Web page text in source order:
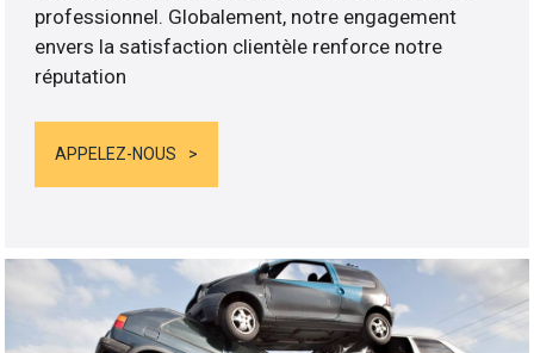
professionnel. Globalement, notre engagement
envers la satisfaction clientèle renforce notre
réputation
APPELEZ-NOUS